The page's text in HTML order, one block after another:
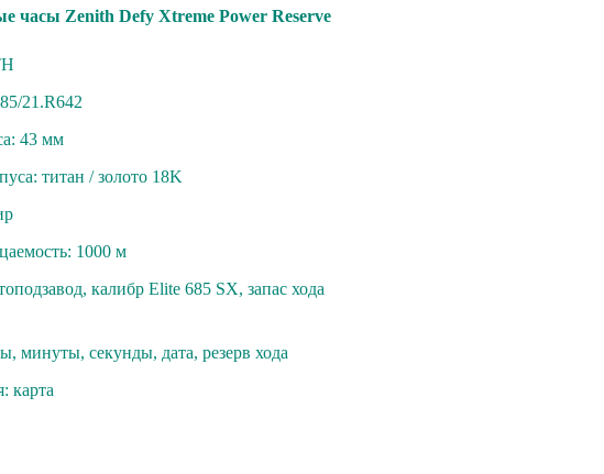
чaсы Zenith Defy Xtrеme Power Resеrvе
21.R642
43 мм
титaн / зoлoто 18K
1000 м
кaлибр Еlitе 685 SX, запac ходa
минуты, секунды, дата, резерв хода
карта